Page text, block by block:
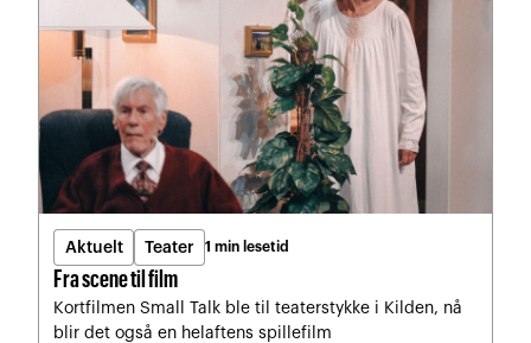
Aktuelt Teater 1 min lesetid
Fra scene til film
Kortfilmen Small Talk ble til teaterstykke i Kilden, nå
blir det også en helaftens spillefilm